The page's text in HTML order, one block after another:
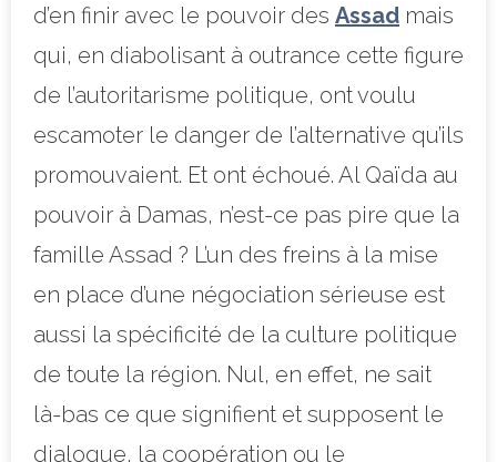
d’en finir avec le pouvoir des Assad mais
qui, en diabolisant à outrance cette figure
de l’autoritarisme politique, ont voulu
escamoter le danger de l’alternative qu’ils
promouvaient. Et ont échoué. Al Qaïda au
pouvoir à Damas, n’est-ce pas pire que la
famille Assad ? L’un des freins à la mise
en place d’une négociation sérieuse est
aussi la spécificité de la culture politique
de toute la région. Nul, en effet, ne sait
là-bas ce que signifient et supposent le
dialogue, la coopération ou le